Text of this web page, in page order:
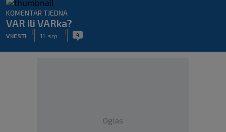
KOMENTAR TJEDNA
VAR ili VARka?
VIJESTI
|
11. srp.
| 4
Oglas